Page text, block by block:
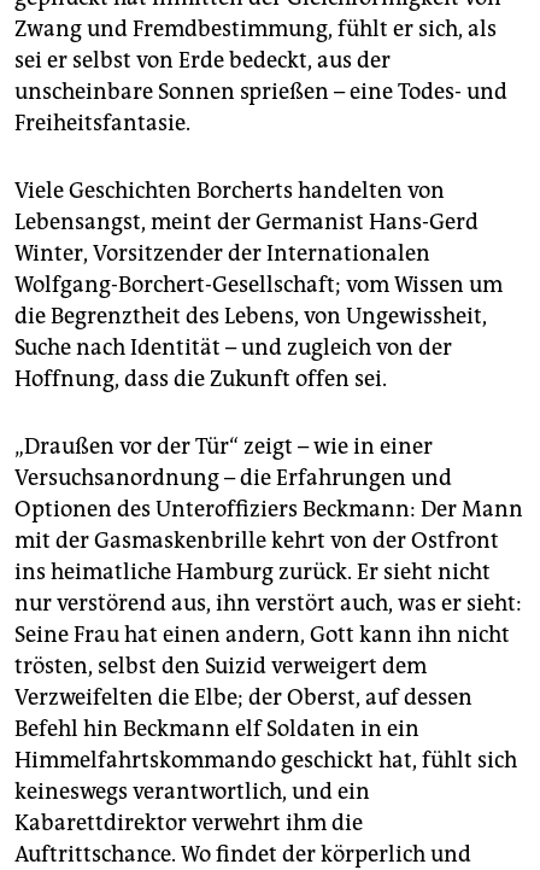
Zwang und Fremdbestimmung, fühlt er sich, als
sei er selbst von Erde bedeckt, aus der
unscheinbare Sonnen sprießen – eine ­Todes- und
Freiheitsfantasie.
Viele Geschichten Borcherts handelten von
Lebensangst, meint der Germanist Hans-Gerd
Winter, Vorsitzender der Internationalen
Wolfgang-Borchert-Gesellschaft; vom Wissen um
die Begrenztheit des Lebens, von Ungewissheit,
Suche nach Identität – und zugleich von der
Hoffnung, dass die Zukunft offen sei.
„Draußen vor der Tür“ zeigt – wie in einer
Versuchsanordnung – die Erfahrungen und
Optionen des Unteroffiziers Beckmann: Der Mann
mit der Gasmaskenbrille kehrt von der Ostfront
ins heimatliche Hamburg zurück. Er sieht nicht
nur verstörend aus, ihn verstört auch, was er sieht:
Seine Frau hat einen andern, Gott kann ihn nicht
trösten, selbst den Suizid verweigert dem
Verzweifelten die Elbe; der Oberst, auf dessen
Befehl hin Beckmann elf Soldaten in ein
Himmelfahrtskommando geschickt hat, fühlt sich
keineswegs verantwortlich, und ein
Kabarettdirektor verwehrt ihm die
Auftrittschance. Wo findet der körperlich und